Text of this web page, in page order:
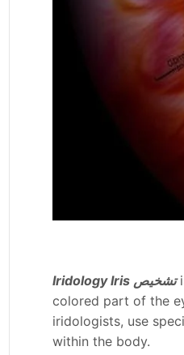
Iridology Iris تشخيص
colored part of the
iridologists, use
within the body.